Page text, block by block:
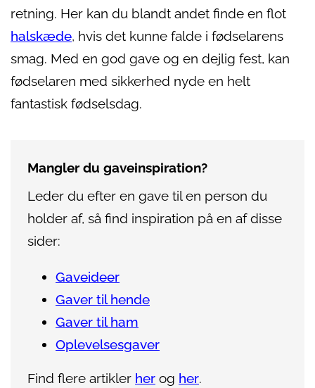
retning. Her kan du blandt andet finde en flot
halskæde, hvis det kunne falde i fødselarens
smag. Med en god gave og en dejlig fest, kan
fødselaren med sikkerhed nyde en helt
fantastisk fødselsdag.
Mangler du gaveinspiration?
Leder du efter en gave til en person du
holder af, så find inspiration på en af disse
sider:
Gaveideer
Gaver til hende
Gaver til ham
Oplevelsesgaver
Find flere artikler her og her.